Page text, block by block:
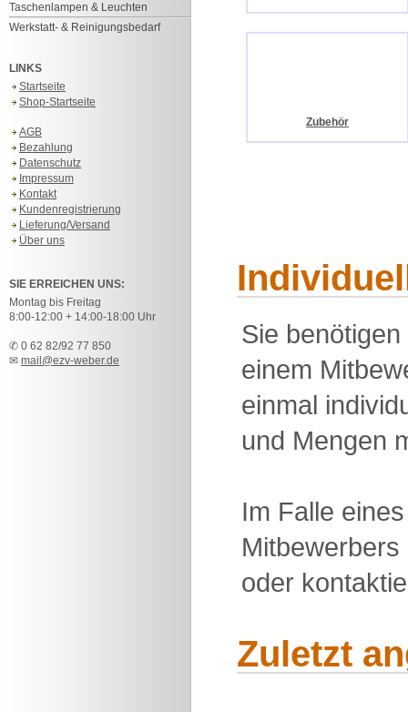
Taschenlampen & Leuchten
Werkstatt- & Reinigungsbedarf
LINKS
Startseite
Shop-Startseite
AGB
Bezahlung
Datenschutz
Impressum
Kontakt
Kundenregistrierung
Lieferung/Versand
Über uns
SIE ERREICHEN UNS:
Montag bis Freitag
8:00-12:00 + 14:00-18:00 Uhr
✆ 0 62 82/92 77 850
✉ mail@ezv-weber.de
Zubehör
Sie
einem
einmal
und Mengen
Im Falle
oder
Zuletzt